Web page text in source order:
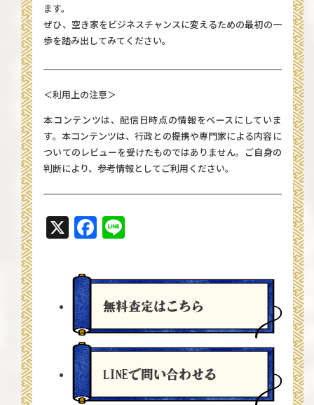
ます。
ぜひ、空き家をビジネスチャンスに変えるための最初の一
歩を踏み出してみてください。
＜利用上の注意＞
本コンテンツは、配信日時点の情報をベースにしていま
す。本コンテンツは、行政との提携や専門家による内容に
ついてのレビューを受けたものではありません。ご自身の
判断により、参考情報としてご利用ください。
X Facebook
無料査定はこちら
LINEで問い合わせる